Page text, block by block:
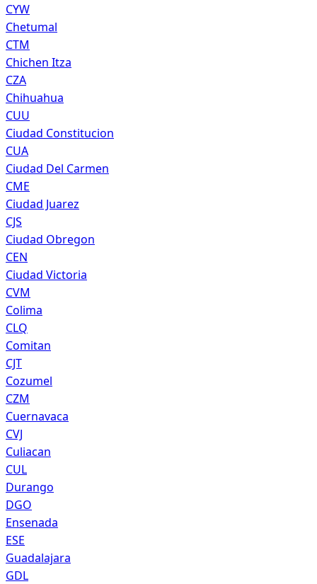
CYW
Chetumal
CTM
Chichen Itza
CZA
Chihuahua
CUU
Ciudad Constitucion
CUA
Ciudad Del Carmen
CME
Ciudad Juarez
CJS
Ciudad Obregon
CEN
Ciudad Victoria
CVM
Colima
CLQ
Comitan
CJT
Cozumel
CZM
Cuernavaca
CVJ
Culiacan
CUL
Durango
DGO
Ensenada
ESE
Guadalajara
GDL